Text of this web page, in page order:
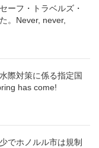
ーフ・トラベルズ・
。Never, never,
際対策に係る指定国
has come!
でホノルル市は規制